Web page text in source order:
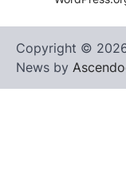
Copyright ©
News by